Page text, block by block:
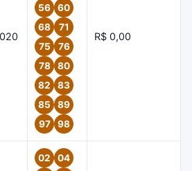
56
60
68
71
75
76
78
80
82
83
85
89
97
98
R$ 0,00
02
04